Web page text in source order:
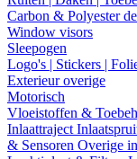
Carbon & Polyester
Window visors
Sleepogen
Logo's | Stickers |
Exterieur overige
Motorisch
Vloeistoffen &
Inlaattraject
& Sensoren Overige